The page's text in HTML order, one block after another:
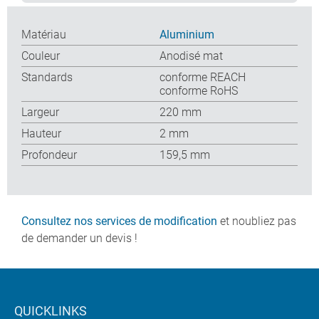
Matériau
Aluminium
Couleur
Anodisé mat
Standards
conforme REACH
conforme RoHS
Largeur
220 mm
Hauteur
2 mm
Profondeur
159,5 mm
Consultez nos services de modification et noubliez pas
de demander un devis !
QUICKLINKS